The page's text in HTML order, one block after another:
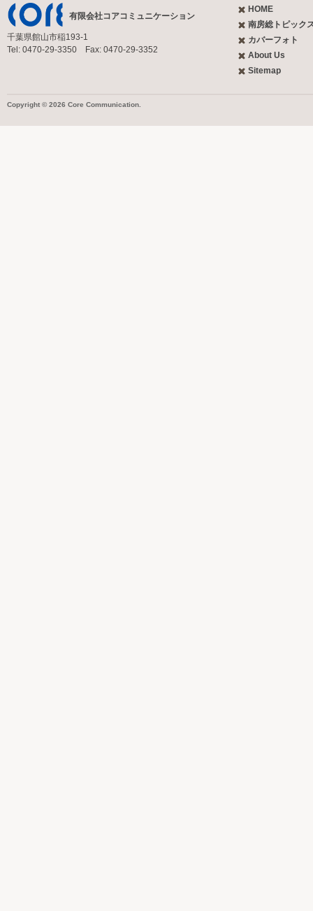
有限会社コアコミュニケーション
千葉県館山市稲193-1
Tel: 0470-29-3350 Fax: 0470-29-3352
HOME
南房総トピック
カバーフォト
About Us
Sitemap
Copyright © 2026 Core Communication.